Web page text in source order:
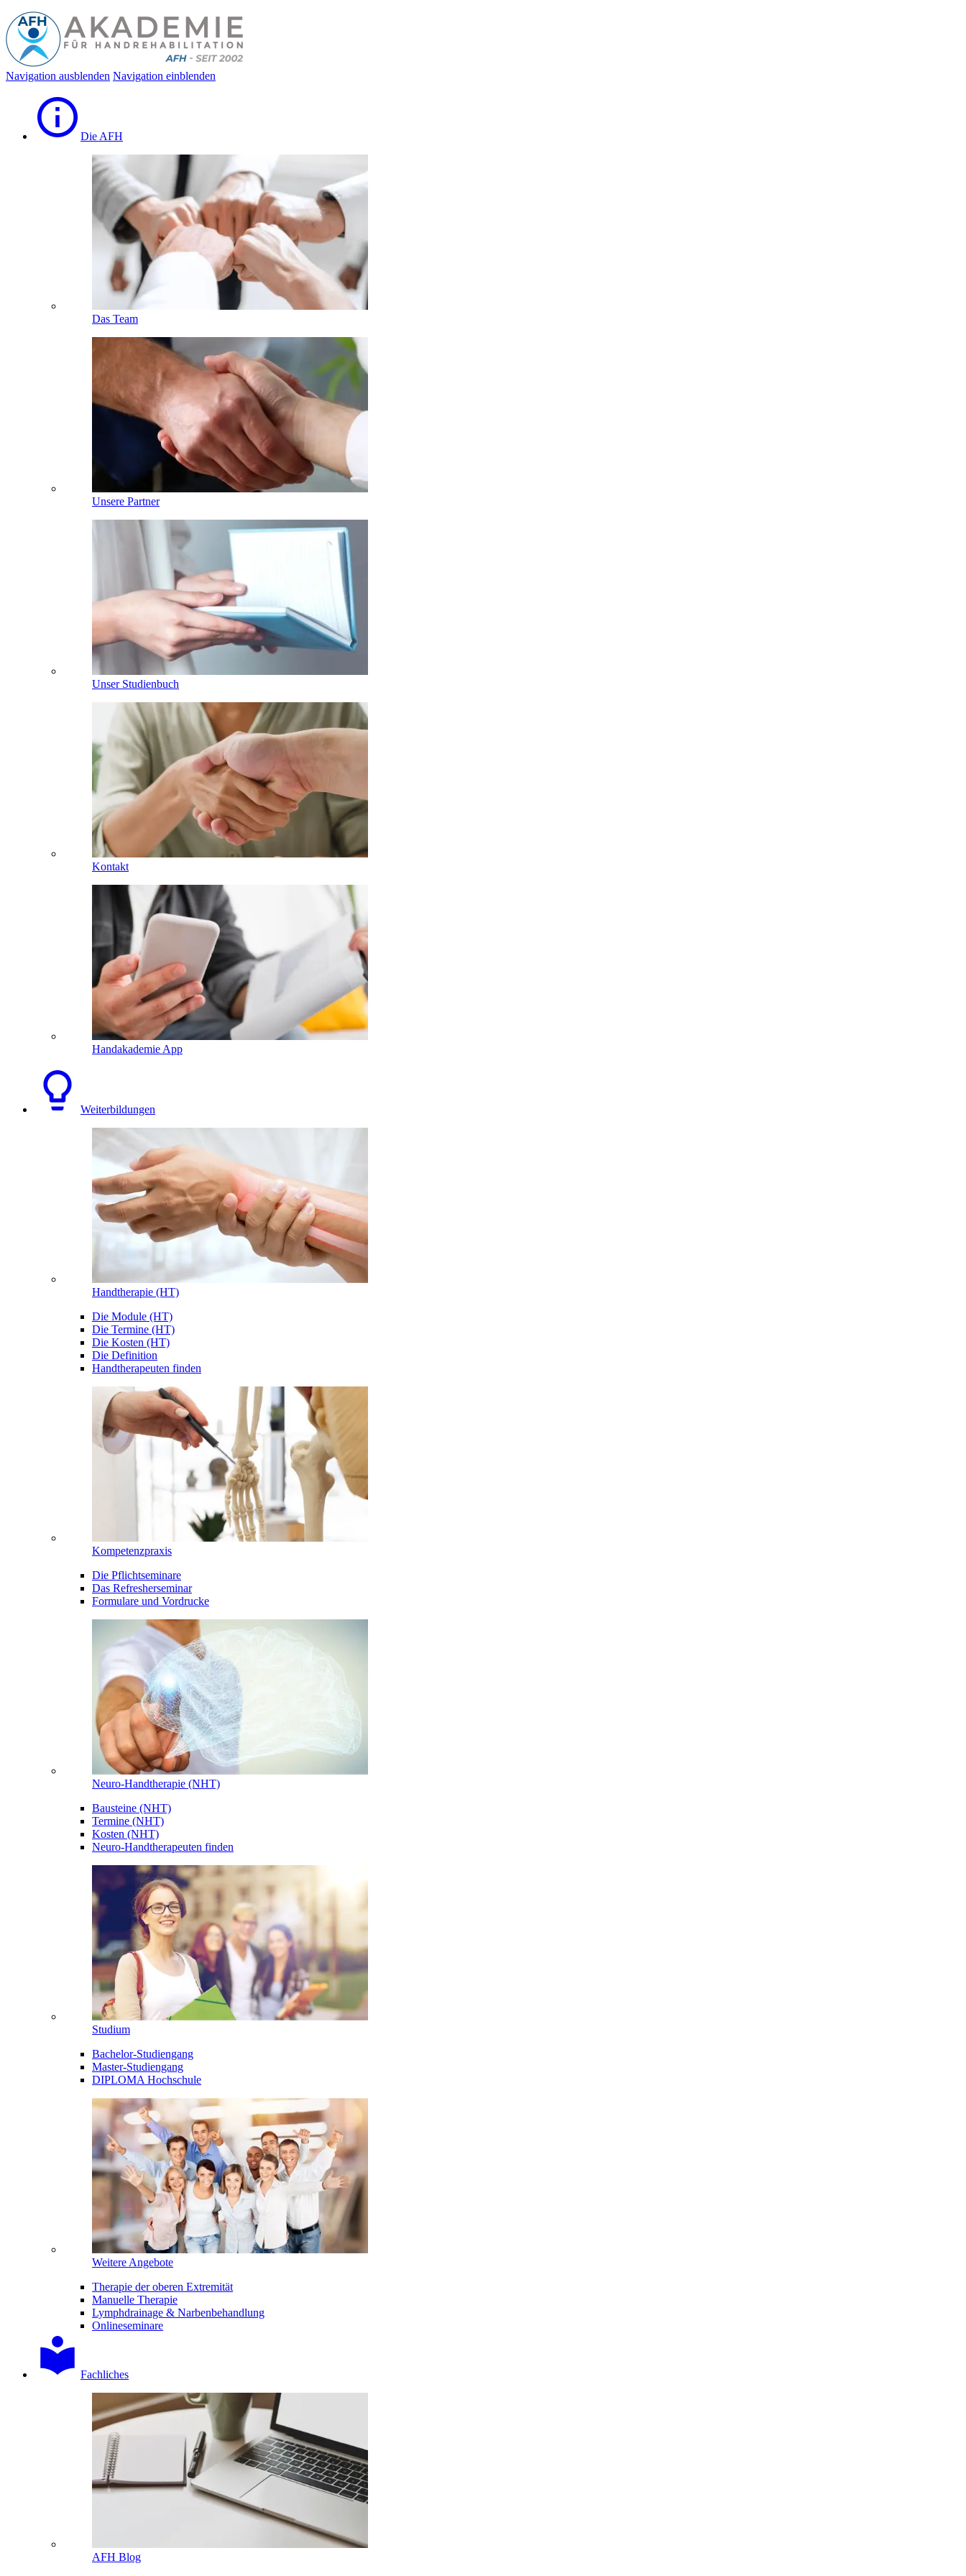
Navigation ausblenden Navigation einblenden
Die AFH
Das Team
Unsere Partner
Unser Studienbuch
Kontakt
Handakademie App
Weiterbildungen
Handtherapie (HT)
Die Module (HT)
Die Termine (HT)
Die Kosten (HT)
Die Definition
Handtherapeuten finden
Kompetenzpraxis
Die Pflichtseminare
Das Refresherseminar
Formulare und Vordrucke
Neuro-Handtherapie (NHT)
Bausteine (NHT)
Termine (NHT)
Kosten (NHT)
Neuro-Handtherapeuten finden
Studium
Bachelor-Studiengang
Master-Studiengang
DIPLOMA Hochschule
Weitere Angebote
Therapie der oberen Extremität
Manuelle Therapie
Lymphdrainage & Narbenbehandlung
Onlineseminare
Fachliches
AFH Blog